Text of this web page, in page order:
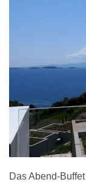
Das Abend-